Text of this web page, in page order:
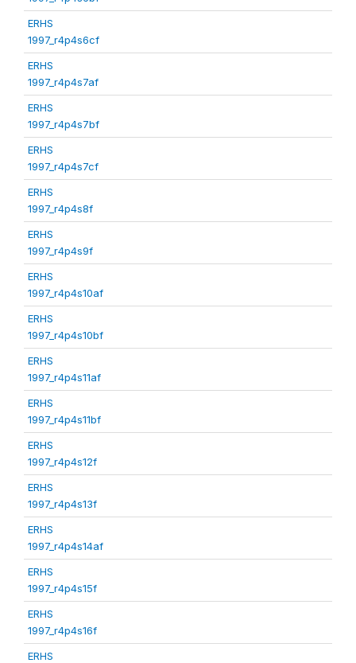
ERHS
1997_r4p4s6cf
ERHS
1997_r4p4s7af
ERHS
1997_r4p4s7bf
ERHS
1997_r4p4s7cf
ERHS
1997_r4p4s8f
ERHS
1997_r4p4s9f
ERHS
1997_r4p4s10af
ERHS
1997_r4p4s10bf
ERHS
1997_r4p4s11af
ERHS
1997_r4p4s11bf
ERHS
1997_r4p4s12f
ERHS
1997_r4p4s13f
ERHS
1997_r4p4s14af
ERHS
1997_r4p4s15f
ERHS
1997_r4p4s16f
ERHS